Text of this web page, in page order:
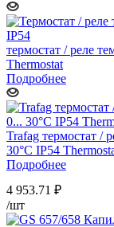
термостат / реле
Thermostat
Подробнее
Trafag термостат /
30°C IP54
Подробнее
4 953.71 ₽
/шт